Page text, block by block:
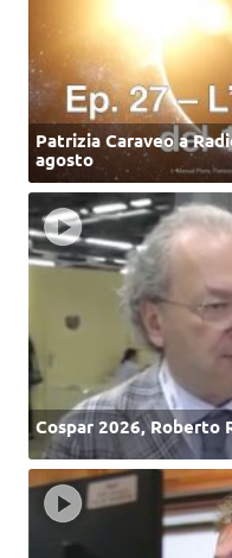
Patrizia Caraveo a
agosto
Cospar 2026, Roberto